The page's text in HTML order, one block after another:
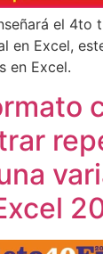
el 4to
en Excel,
en Excel.